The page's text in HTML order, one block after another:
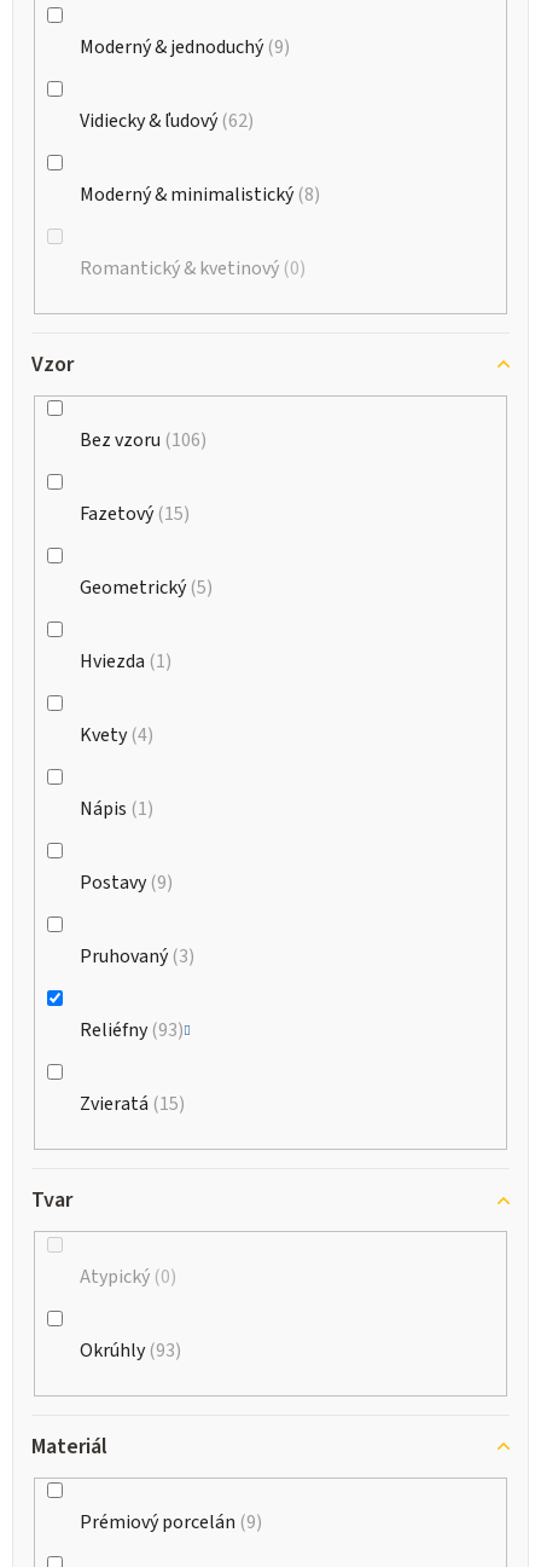
Moderný & jednoduchý 9
Vidiecky & ľudový 62
Moderný & minimalistický 8
Romantický & kvetinový 0
Vzor
Bez vzoru 106
Fazetový 15
Geometrický 5
Hviezda 1
Kvety 4
Nápis 1
Postavy 9
Pruhovaný 3
Reliéfny 93
Zvieratá 15
Tvar
Atypický 0
Okrúhly 93
Materiál
Prémiový porcelán 9